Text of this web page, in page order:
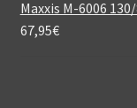
Maxxis M-6006
67,95€